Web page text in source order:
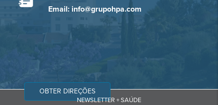
Email: info@grupohpa.com
OBTER DIREÇÕES
NEWSLETTER + SAÚDE